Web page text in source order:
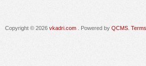
Copyright © 2026 vkadri.com . Powered by QCMS